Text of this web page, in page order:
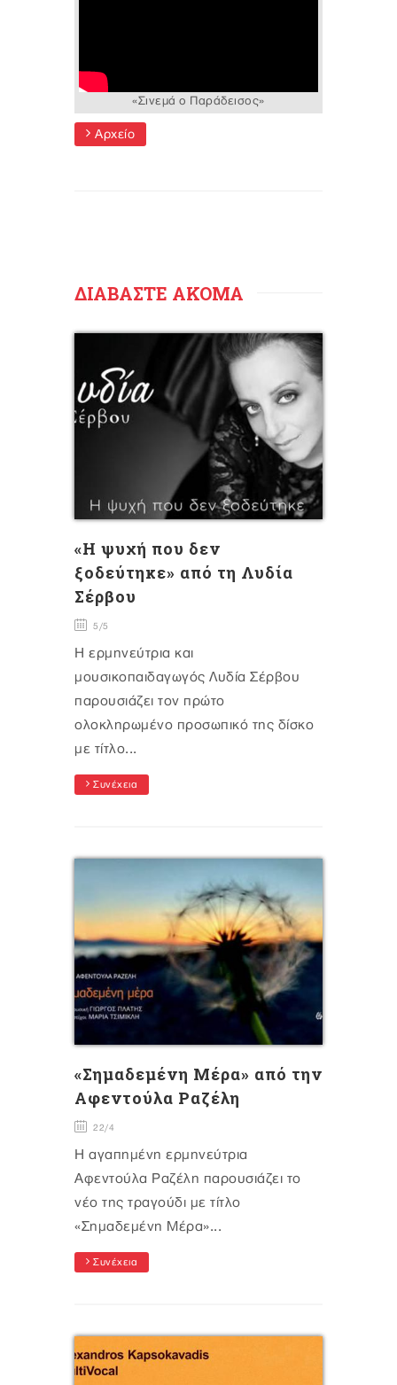
«Σινεμά ο Παράδεισος»
Αρχείο
ΔΙΑΒΑΣΤΕ ΑΚΟΜΑ
«Η ψυχή που δεν
ξοδεύτηκε» από τη Λυδία
Σέρβου
5/5
Η ερμηνεύτρια και
μουσικοπαιδαγωγός Λυδία Σέρβου
παρουσιάζει τον πρώτο
ολοκληρωμένο προσωπικό της δίσκο
με τίτλο...
Συνέχεια
«Σημαδεμένη Μέρα» από την
Αφεντούλα Ραζέλη
22/4
Η αγαπημένη ερμηνεύτρια
Αφεντούλα Ραζέλη παρουσιάζει το
νέο της τραγούδι με τίτλο
«Σημαδεμένη Μέρα»...
Συνέχεια